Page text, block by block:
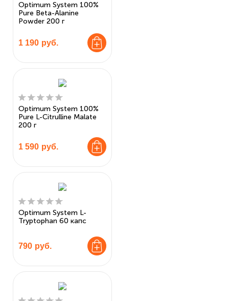
Optimum System 100%
Pure Beta-Alanine
Powder 200 г
1 190 руб.
Optimum System 100%
Pure L-Citrulline Malate
200 г
1 590 руб.
Optimum System L-
Tryptophan 60 капс
790 руб.